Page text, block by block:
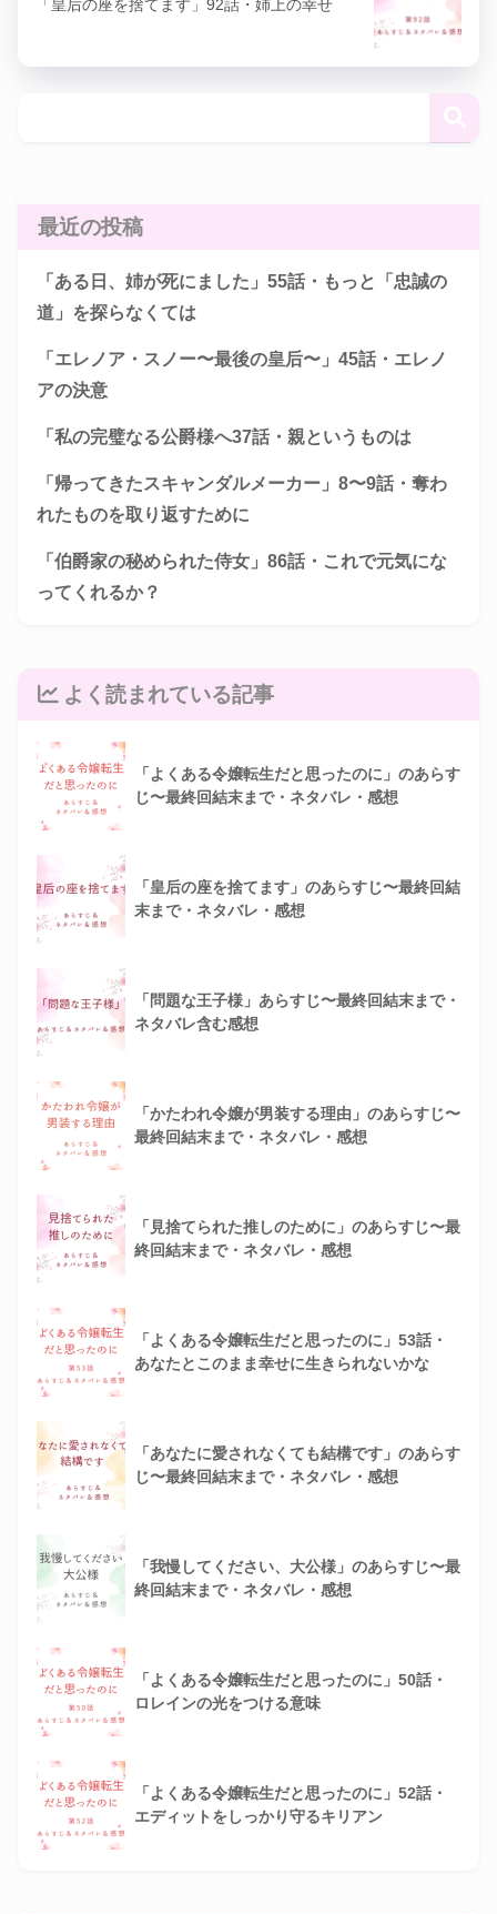
「皇后の座を捨てます」92話・姉上の幸せ
最近の投稿
「ある日、姉が死にました」55話・もっと「忠誠の
道」を探らなくては
「エレノア・スノー〜最後の皇后〜」45話・エレノ
アの決意
「私の完璧なる公爵様へ37話・親というものは
「帰ってきたスキャンダルメーカー」8〜9話・奪わ
れたものを取り返すために
「伯爵家の秘められた侍女」86話・これで元気にな
ってくれるか？
よく読まれている記事
「よくある令嬢転生だと思ったのに」のあらす
じ〜最終回結末まで・ネタバレ・感想
「皇后の座を捨てます」のあらすじ〜最終回結
末まで・ネタバレ・感想
「問題な王子様」あらすじ〜最終回結末まで・
ネタバレ含む感想
「かたわれ令嬢が男装する理由」のあらすじ〜
最終回結末まで・ネタバレ・感想
「見捨てられた推しのために」のあらすじ〜最
終回結末まで・ネタバレ・感想
「よくある令嬢転生だと思ったのに」53話・
あなたとこのまま幸せに生きられないかな
「あなたに愛されなくても結構です」のあらす
じ〜最終回結末まで・ネタバレ・感想
「我慢してください、大公様」のあらすじ〜最
終回結末まで・ネタバレ・感想
「よくある令嬢転生だと思ったのに」50話・
ロレインの光をつける意味
「よくある令嬢転生だと思ったのに」52話・
エディットをしっかり守るキリアン